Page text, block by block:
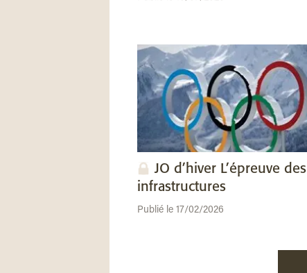
JO d’hiver L’épreuve des
infrastructures
Publié le 17/02/2026